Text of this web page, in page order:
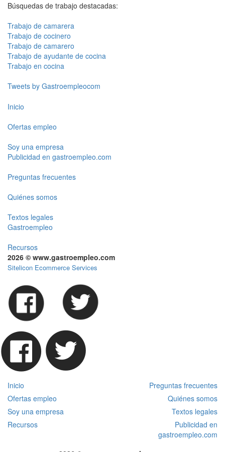
Búsquedas de trabajo destacadas:
Trabajo de camarera
Trabajo de cocinero
Trabajo de camarero
Trabajo de ayudante de cocina
Trabajo en cocina
Tweets by Gastroempleocom
Inicio
Ofertas empleo
Soy una empresa
Publicidad en gastroempleo.com
Preguntas frecuentes
Quiénes somos
Textos legales
Gastroempleo
Recursos
2026 © www.gastroempleo.com
Sitelicon Ecommerce Services
Inicio
Preguntas frecuentes
Ofertas empleo
Quiénes somos
Soy una empresa
Textos legales
Recursos
Publicidad en
gastroempleo.com